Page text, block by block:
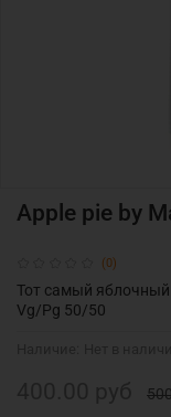
(0)
Apple pie by
Тот самый яблочный
Vg/Pg 50/50